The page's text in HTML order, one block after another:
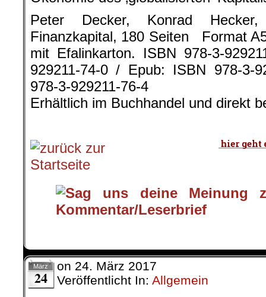
Peter Decker, Konrad
Finanzkapital, 180 Seiten Format
mit Efalinkarton. ISBN 978-3-
929211-74-0 / Epub: ISBN 978-3-
978-3-929211-76-4
Erhältlich im Buchhandel und direkt
März
24
on 24. März 2017
Veröffentlicht In: Allgemein